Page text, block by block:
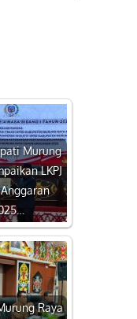
Murung
LKPJ
Raya